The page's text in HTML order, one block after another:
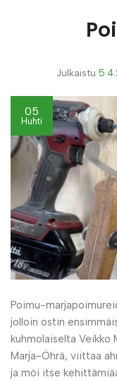
Julkaistu
05
Huhti
Poimu-
jolloin ostin
kuhmolaiselta Veikko
Marja-Öhrä, viittaa
ja möi itse